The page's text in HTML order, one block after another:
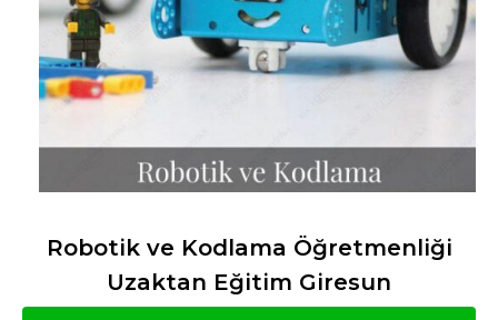
Robotik ve Kodlama Öğretmenliği
Uzaktan Eğitim Giresun